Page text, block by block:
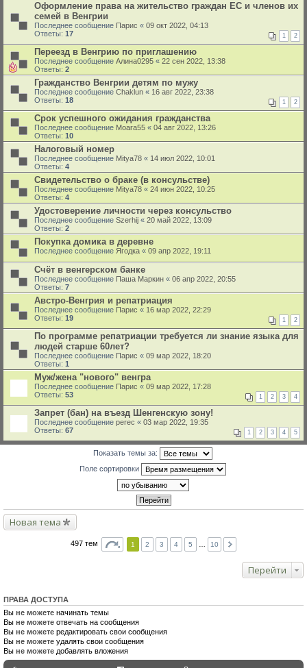
Оформление права на жительство граждан ЕС и членов их
семей в Венгрии
Последнее сообщение Парис « 09 окт 2022, 04:13
Ответы: 17 1 2
Переезд в Венгрию по приглашению
Последнее сообщение Алина0295 « 22 сен 2022, 13:38
Ответы: 2
Гражданство Венгрии детям по мужу
Последнее сообщение Chaklun « 16 авг 2022, 23:38
Ответы: 18 1 2
Срок успешного ожидания гражданства
Последнее сообщение Moara55 « 04 авг 2022, 13:26
Ответы: 10
Налоговый номер
Последнее сообщение Mitya78 « 14 июл 2022, 10:01
Ответы: 4
Свидетельство о браке (в консульстве)
Последнее сообщение Mitya78 « 24 июн 2022, 10:25
Ответы: 4
Удостоверение личности через консульство
Последнее сообщение Szerhij « 20 май 2022, 13:09
Ответы: 2
Покупка домика в деревне
Последнее сообщение Ягодка « 09 апр 2022, 19:11
Счёт в венгерском банке
Последнее сообщение Паша Маркин « 06 апр 2022, 20:55
Ответы: 7
Австро-Венгрия и репатриация
Последнее сообщение Парис « 16 мар 2022, 22:29
Ответы: 19 1 2
По программе репатриации требуется ли знание языка для
людей старше 60лет?
Последнее сообщение Парис « 09 мар 2022, 18:20
Ответы: 1
Муж/жена "нового" венгра
Последнее сообщение Парис « 09 мар 2022, 17:28
Ответы: 53 1 2 3 4
Запрет (бан) на въезд Шенгенскую зону!
Последнее сообщение perec « 03 мар 2022, 19:35
Ответы: 67 1 2 3 4 5
Показать темы за:
Поле сортировки
Новая тема
497 тем 1 2 3 4 5 10
Перейти
ПРАВА ДОСТУПА
Вы не можете начинать темы
Вы не можете отвечать на сообщения
Вы не можете редактировать свои сообщения
Вы не можете удалять свои сообщения
Вы не можете добавлять вложения